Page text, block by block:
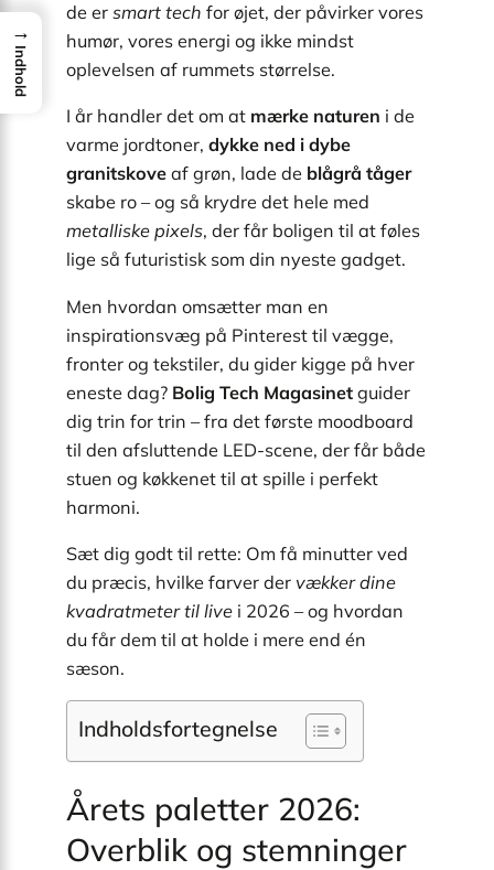
de er smart tech for øjet, der påvirker vores
humør, vores energi og ikke mindst
oplevelsen af rummets størrelse.
I år handler det om at mærke naturen i de
varme jordtoner, dykke ned i dybe
granitskove af grøn, lade de blågrå tåger
skabe ro – og så krydre det hele med
metalliske pixels, der får boligen til at føles
lige så futuristisk som din nyeste gadget.
Men hvordan omsætter man en
inspirationsvæg på Pinterest til vægge,
fronter og tekstiler, du gider kigge på hver
eneste dag? Bolig Tech Magasinet guider
dig trin for trin – fra det første moodboard
til den afsluttende LED-scene, der får både
stuen og køkkenet til at spille i perfekt
harmoni.
Sæt dig godt til rette: Om få minutter ved
du præcis, hvilke farver der vækker dine
kvadratmeter til live i 2026 – og hvordan
du får dem til at holde i mere end én
sæson.
Indholdsfortegnelse
Årets paletter 2026:
Overblik og stemninger
→
Indhold